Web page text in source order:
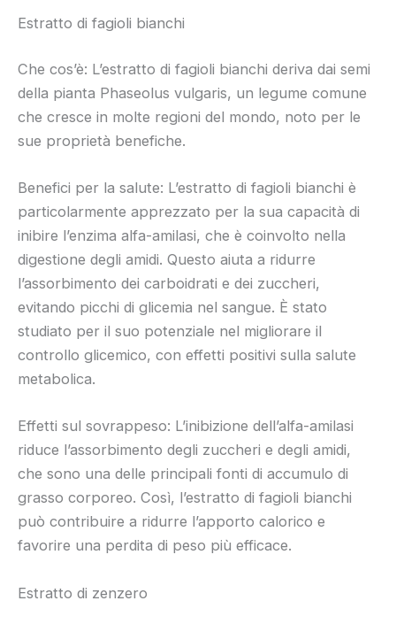
Estratto di fagioli bianchi
Che cos’è: L’estratto di fagioli bianchi deriva dai semi
della pianta Phaseolus vulgaris, un legume comune
che cresce in molte regioni del mondo, noto per le
sue proprietà benefiche.
Benefici per la salute: L’estratto di fagioli bianchi è
particolarmente apprezzato per la sua capacità di
inibire l’enzima alfa-amilasi, che è coinvolto nella
digestione degli amidi. Questo aiuta a ridurre
l’assorbimento dei carboidrati e dei zuccheri,
evitando picchi di glicemia nel sangue. È stato
studiato per il suo potenziale nel migliorare il
controllo glicemico, con effetti positivi sulla salute
metabolica.
Effetti sul sovrappeso: L’inibizione dell’alfa-amilasi
riduce l’assorbimento degli zuccheri e degli amidi,
che sono una delle principali fonti di accumulo di
grasso corporeo. Così, l’estratto di fagioli bianchi
può contribuire a ridurre l’apporto calorico e
favorire una perdita di peso più efficace.
Estratto di zenzero